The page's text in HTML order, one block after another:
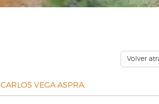
Volver
CARLOS VEGA ASPRA